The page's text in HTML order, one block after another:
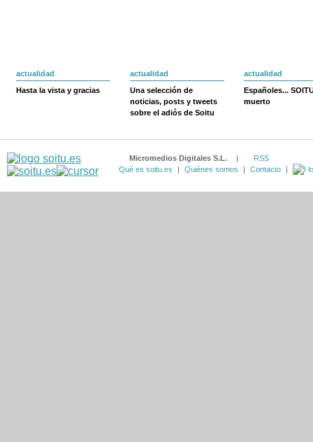
actualidad
Hasta la vista y gracias
actualidad
Una selección de
noticias, posts y tweets
sobre el adiós de Soitu
actualidad
Españoles...
muerto
Micromedios Digitales S.L. |
RSS
Qué es soitu.es
| Quiénes somos | Contacto |